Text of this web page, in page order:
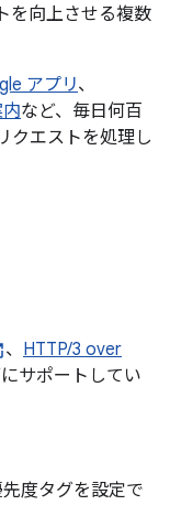
を向上させる複数
アプリ、
など、毎日何百
クエストを処理し
、 HTTP/3 over
サポートしてい
度タグを設定で